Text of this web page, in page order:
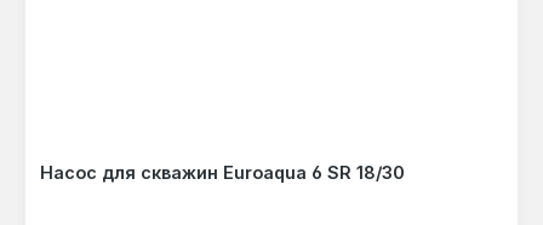
Насос для скважин Euroaqua 6 SR 18/30